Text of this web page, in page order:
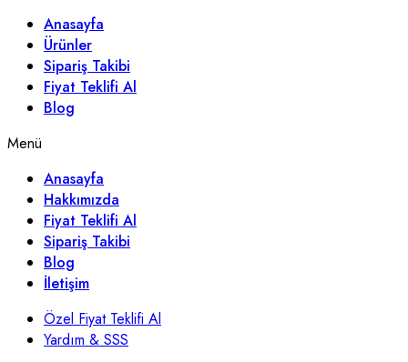
Anasayfa
Ürünler
Sipariş Takibi
Fiyat Teklifi Al
Blog
Menü
Anasayfa
Hakkımızda
Fiyat Teklifi Al
Sipariş Takibi
Blog
İletişim
Özel Fiyat Teklifi Al
Yardım & SSS